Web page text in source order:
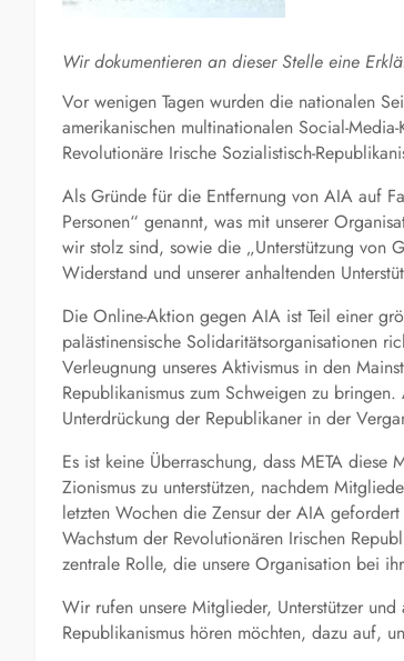
Wir dokumentieren an dieser Stelle eine
Vor wenigen Tagen wurden die nationalen
amerikanischen multinationalen Social-
Revolutionäre Irische Sozialistisch-
Als Gründe für die Entfernung von AIA auf
Personen“ genannt, was mit unserer
wir stolz sind, sowie die „Unterstützung von
Widerstand und unserer anhaltenden
Die Online-Aktion gegen AIA ist Teil einer
palästinensische Solidaritätsorganisationen
Verleugnung unseres Aktivismus in den
Republikanismus zum Schweigen zu
Unterdrückung der Republikaner in der
Es ist keine Überraschung, dass META
Zionismus zu unterstützen, nachdem
letzten Wochen die Zensur der AIA
Wachstum der Revolutionären Irischen
zentrale Rolle, die unsere Organisation bei
Wir rufen unsere Mitglieder, Unterstützer
Republikanismus hören möchten, dazu auf,